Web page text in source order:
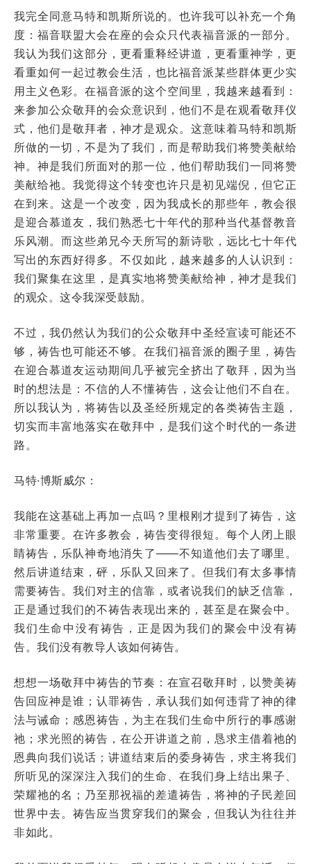
我完全同意马特和凯斯所说的。也许我可以补充一个角
度：福音联盟大会在座的会众只代表福音派的一部分。
我认为我们这部分，更看重释经讲道，更看重神学，更
看重如何一起过教会生活，也比福音派某些群体更少实
用主义色彩。在福音派的这个空间里，我越来越看到：
来参加公众敬拜的会众意识到，他们不是在观看敬拜仪
式，他们是敬拜者，神才是观众。这意味着马特和凯斯
所做的一切，不是为了我们，而是帮助我们将赞美献给
神。神是我们所面对的那一位，他们帮助我们一同将赞
美献给祂。我觉得这个转变也许只是初见端倪，但它正
在到来。这是一个改变，因为我成长的那些年，教会很
是迎合慕道友，我们熟悉七十年代的那种当代基督教音
乐风潮。而这些弟兄今天所写的新诗歌，远比七十年代
写出的东西好得多。不仅如此，越来越多的人认识到：
我们聚集在这里，是真实地将赞美献给神，神才是我们
的观众。这令我深受鼓励。
不过，我仍然认为我们的公众敬拜中圣经宣读可能还不
够，祷告也可能还不够。在我们福音派的圈子里，祷告
在迎合慕道友运动期间几乎被完全挤出了敬拜，因为当
时的想法是：不信的人不懂祷告，这会让他们不自在。
所以我认为，将祷告以及圣经所规定的各类祷告主题，
切实而丰富地落实在敬拜中，是我们这个时代的一条进
路。
马特·博斯威尔：
我能在这基础上再加一点吗？里根刚才提到了祷告，这
非常重要。在许多教会，祷告变得很短。每个人闭上眼
睛祷告，乐队神奇地消失了——不知道他们去了哪里。
然后讲道结束，砰，乐队又回来了。但我们有太多事情
需要祷告。我们对主的信靠，或者说我们的缺乏信靠，
正是通过我们的不祷告表现出来的，甚至是在聚会中。
我们生命中没有祷告，正是因为我们的聚会中没有祷
告。我们没有教导人该如何祷告。
想想一场敬拜中祷告的节奏：在宣召敬拜时，以赞美祷
告回应神是谁；认罪祷告，承认我们如何违背了神的律
法与诫命；感恩祷告，为主在我们生命中所行的事感谢
祂；求光照的祷告，在公开讲道之前，恳求主借着祂的
恩典向我们说话；讲道结束后的委身祷告，求主将我们
所听见的深深注入我们的生命、在我们身上结出果子、
荣耀祂的名；乃至那祝福的差遣祷告，将神的子民差回
世界中去。祷告应当贯穿我们的聚会，但我认为往往并
非如此。